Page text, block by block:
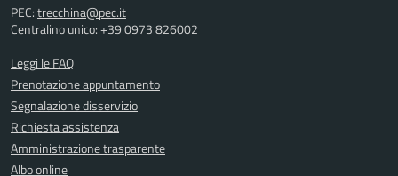
PEC:trecchina@pec.it
Centralino unico: +39 0973 826002
Leggi le FAQ
Prenotazione appuntamento
Segnalazione disservizio
Richiesta assistenza
Amministrazione trasparente
Albo online